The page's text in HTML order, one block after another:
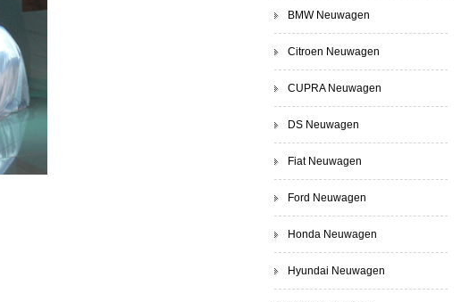
BMW Neuwagen
Citroen Neuwagen
CUPRA Neuwagen
DS Neuwagen
Fiat Neuwagen
Ford Neuwagen
Honda Neuwagen
Hyundai Neuwagen